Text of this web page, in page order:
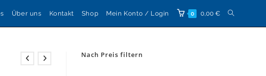
Über uns Kontakt Shop Mein Konto / Login 0 0,00 € Website-
Nach Preis filtern